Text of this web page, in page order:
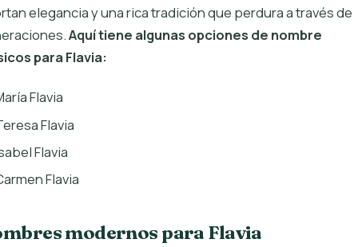
elegancia y una rica tradición que perdura a través de
Aquí tiene algunas opciones de nombre
para Flavia:
Flavia
Flavia
Flavia
Flavia
modernos para Flavia